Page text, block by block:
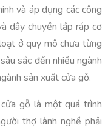
và áp dụng các công
dây chuyền lắp ráp cơ
ở quy mô chưa từng
sắc đến nhiều ngành
sản xuất cửa gỗ.
gỗ là một quá trình
thợ lành nghề phải